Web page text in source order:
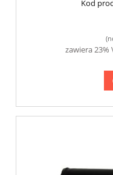
Kod
zawiera 23%